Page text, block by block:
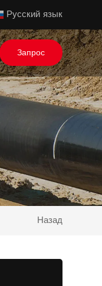
Русский язык
Запрос
Назад